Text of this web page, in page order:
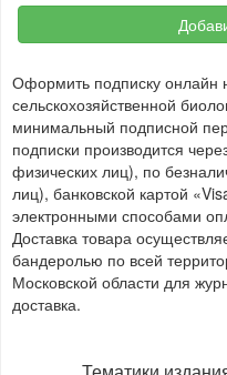
Оформить подписку онлайн
сельскохозяйственной
минимальный подписной
подписки производится
физических лиц), по
лиц), банковской картой
электронными способами
Доставка товара
бандеролью по всей
Московской области для
доставка.